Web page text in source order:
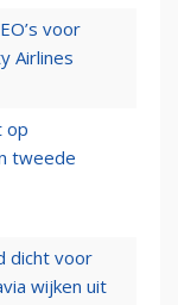
voor
Airlines
op
tweede
dicht voor
wijken uit